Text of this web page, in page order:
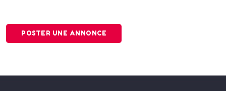
POSTER UNE ANNONCE